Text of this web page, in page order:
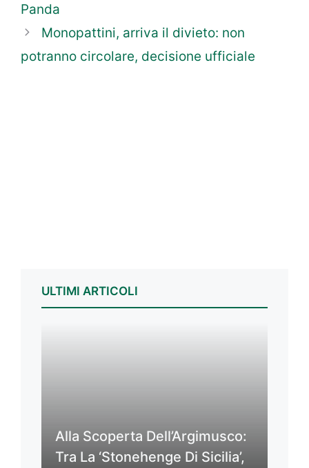
Panda
Monopattini, arriva il divieto: non
potranno circolare, decisione ufficiale
ULTIMI ARTICOLI
Alla Scoperta Dell’Argimusco:
Tra La ‘Stonehenge Di Sicilia’,